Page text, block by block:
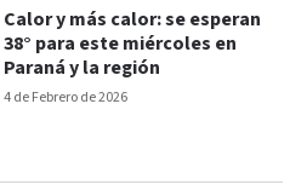
4 de Febrero de 2026
Calor y más calor: se esperan
38° para este miércoles en
Paraná y la región